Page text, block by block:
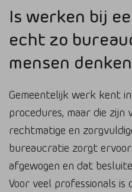
Is werken bij
echt zo
mensen
Gemeentelijk werk kent
procedures, maar die zijn
rechtmatige en
bureaucratie zorgt
afgewogen en dat
Voor veel professionals is